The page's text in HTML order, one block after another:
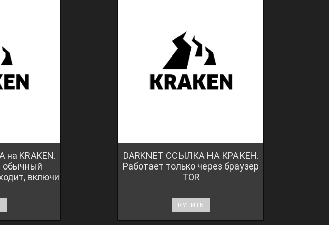
KRAKEN.
обычный
включи
DARKNET ССЫЛКА НА КРАКЕН.
Работает только через браузер
TOR
КУПИТЬ